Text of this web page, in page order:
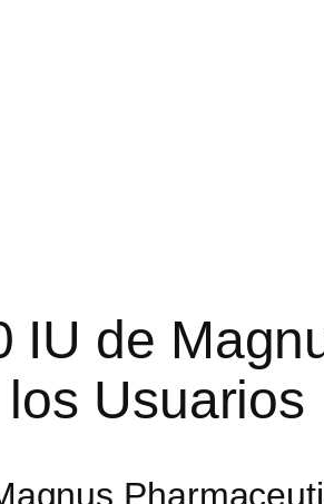
IU de
Usuarios